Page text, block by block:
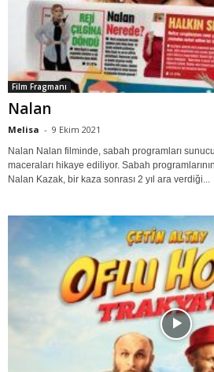
Film Fragmanı
Nalan
Melisa - 9 Ekim 2021
Nalan Nalan filminde, sabah programları
maceraları hikaye ediliyor. Sabah
Nalan Kazak, bir kaza sonrası 2 yıl ara verdiği...